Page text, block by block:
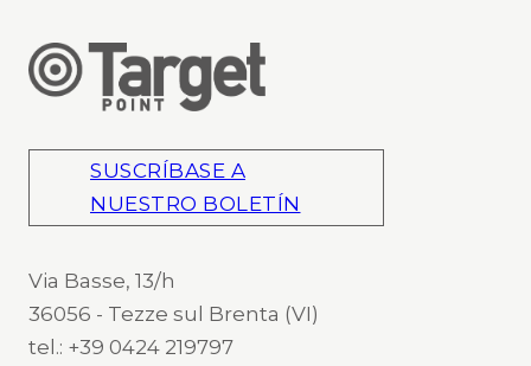
SUSCRÍBASE A
NUESTRO BOLETÍN
Via Basse, 13/h
36056 - Tezze sul Brenta (VI)
tel.: +39 0424 219797